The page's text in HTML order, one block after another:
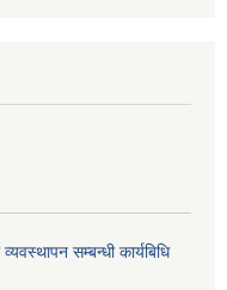
सम्बन्धी कार्यबिधि